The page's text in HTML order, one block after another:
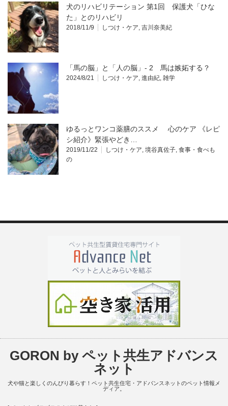
犬のリハビリテーション 第1回 保護犬「ひな
た」とのリハビリ
2018/11/9 しつけ・ケア 吉川奈美紀
「馬の脳」と「人の脳」- 2 馬は嫉妬する？
2024/8/21 しつけ・ケア 進由紀 雑学
ゆるっとワンコ薬膳のススメ 心のケア 《レピ
シ紹介》緊張やどき…
2019/11/22 しつけ・ケア 境谷真佐子 食事・食べも
の
GORON by ペット共生アドバンス
ネット
犬や猫と楽しくのんびり暮らす！ペット共生住宅・アドバンスネットのペット情報メ
ディア。